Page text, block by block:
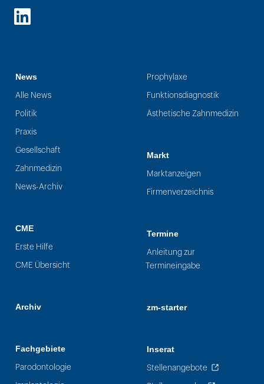
LinkedIn
News
Alle News
Politik
Praxis
Gesellschaft
Zahnmedizin
News-Archiv
CME
Erste Hilfe
CME Übersicht
Archiv
Fachgebiete
Parodontologie
Prophylaxe
Funktionsdiagnostik
Ästhetische Zahnmedizin
Markt
Marktanzeigen
Firmenverzeichnis
Termine
Anleitung zur
Termineingabe
zm-starter
Inserat
Stellenangebote